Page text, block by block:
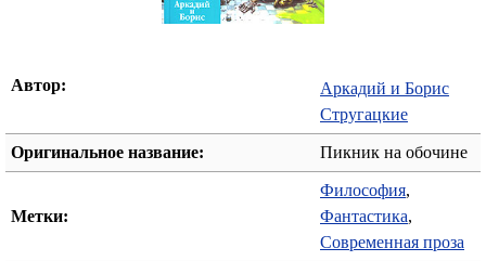
Автор:
Аркадий и Борис
Стругацкие
Оригинальное название: Пикник на обочине
Метки:
Философия,
Фантастика,
Современная проза